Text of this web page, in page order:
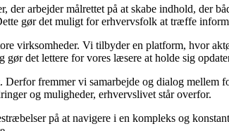
der arbejder målrettet på at skabe indhold, der
gør det muligt for erhvervsfolk at træffe
virksomheder. Vi tilbyder en platform, hvor
gør det lettere for vores læsere at holde sig
fremmer vi samarbejde og dialog
og muligheder, erhvervslivet står overfor.
på at navigere i en kompleks og